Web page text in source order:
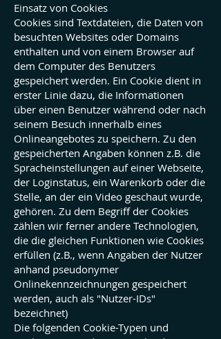
Einsatz von Cookies
Cookies sind Textdateien, die Daten von
besuchten Websites oder Domains
enthalten und von einem Browser auf
dem Computer des Benutzers
gespeichert werden. Ein Cookie dient in
erster Linie dazu, die Informationen
über einen Benutzer während oder nach
seinem Besuch innerhalb eines
Onlineangebotes zu speichern. Zu den
gespeicherten Angaben können z.B. die
Spracheinstellungen auf einer Webseite,
der Loginstatus, ein Warenkorb oder die
Stelle, an der ein Video geschaut wurde,
gehören. Zu dem Begriff der Cookies
zählen wir ferner andere Technologien,
die die gleichen Funktionen wie Cookies
erfüllen (z.B., wenn Angaben der Nutzer
anhand pseudonymer
Onlinekennzeichnungen gespeichert
werden, auch als "Nutzer-IDs"
bezeichnet)
Die folgenden Cookie-Typen und